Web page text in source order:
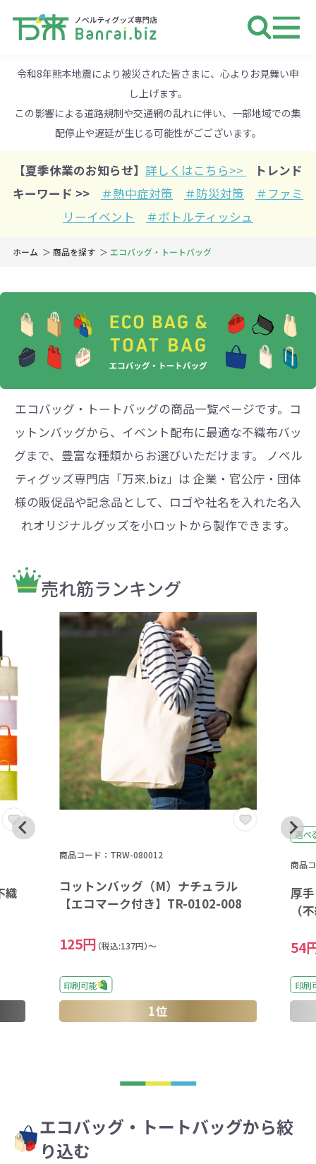
令和8年熊本地震により被災された皆さまに、心よりお見舞い申
し上げます。
この影響による道路規制や交通網の乱れに伴い、一部地域での集
配停止や遅延が生じる可能性がごございます。
【夏季休業のお知らせ】 詳しくはこちら>>
トレンド
キーワード >>
＃熱中症対策 ＃防災対策
＃ファミ
リーイベント
＃ボトルティッシュ
ホーム 商品を探す エコバッグ・トートバッグ
エコバッグ・トートバッグの商品一覧ページです。コ
ットンバッグから、イベント配布に最適な不織布バッ
グまで、豊富な種類からお選びいただけます。 ノベル
ティグッズ専門店「万来.biz」は 企業・官公庁・団体
様の販促品や記念品として、ロゴや社名を入れた名入
れオリジナルグッズを小ロットから製作できます。
売れ筋ランキング
織
商品コード：TRW-080012
コットンバッグ（M）ナチュラル
【エコマーク付き】TR-0102-008
125円 （税込:137円）～
印刷可能
1位
選べ
商品
厚
（
54
印刷
エコバッグ・トートバッグから絞
り込む